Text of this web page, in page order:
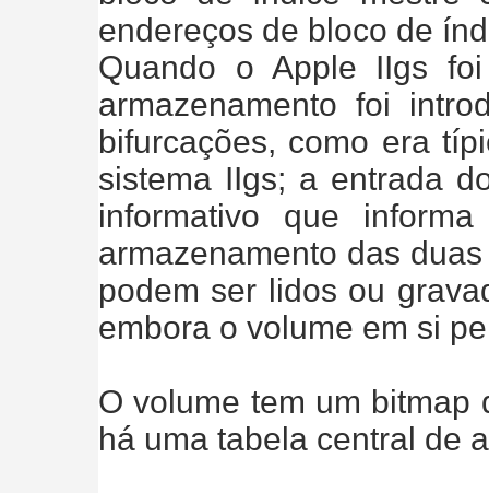
endereços de bloco de
Quando o Apple IIgs
armazenamento foi
bifurcações, como era
sistema IIgs; a entrada
informativo que
armazenamento das
podem ser lidos ou
embora o volume em si
O volume tem um bitmap
há uma tabela central de